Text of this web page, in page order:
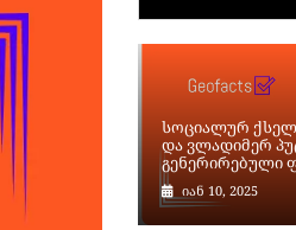
სოციალურ
და ვლადიმერ
გენერირებული
იან 10, 2025